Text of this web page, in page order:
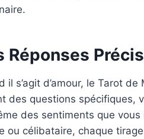
Réponses
il s’agit d’amour, le Tarot
des questions spécifiques,
des sentiments que vous
ou célibataire, chaque